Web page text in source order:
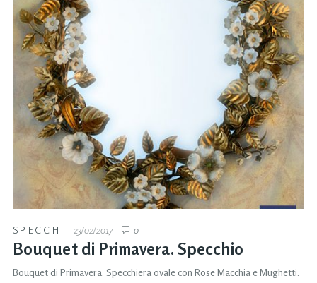
SPECCHI 23/02/2017 0
Bouquet di Primavera. Specchio
Bouquet di Primavera. Specchiera ovale con Rose Macchia e Mughetti.